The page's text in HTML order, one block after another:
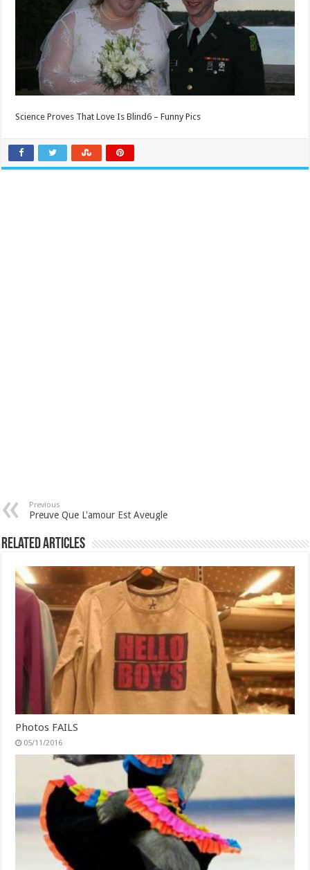
Science Proves That Love Is Blind6 – Funny Pics
Previous
Preuve Que L'amour Est Aveugle
Related Articles
Photos FAILS
05/11/2016